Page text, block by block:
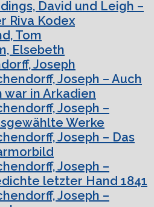
David und Leigh –
Riva Kodex
Tom
Elsebeth
Joseph
Joseph – Auch
war in Arkadien
Joseph –
Werke
Joseph – Das
Joseph –
letzter Hand 1841
Joseph –